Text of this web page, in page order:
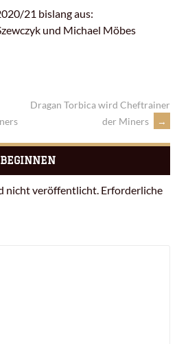
21 bislang aus:
und Michael Möbes
Dragan Torbica wird Cheftrainer
der Miners
→
nicht veröffentlicht. Erforderliche